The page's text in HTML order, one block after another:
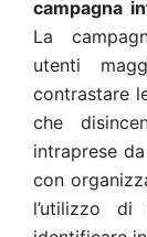
campagna
La
utenti
contrastare
che
intraprese
con
l’utilizzo